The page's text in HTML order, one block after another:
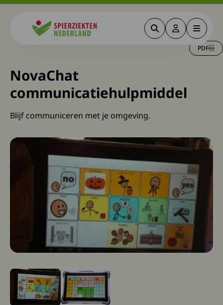
ZoekenDeze link
Menu
PDF
NovaChat
communicatiehulpmiddel
Blijf communiceren met je omgeving.
Ga naar slide: 0Ga naar slide: 1